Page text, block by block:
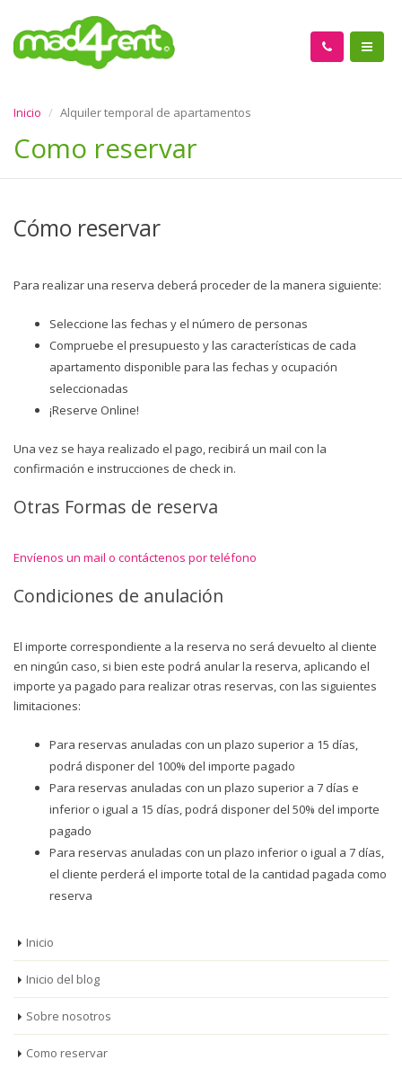
Inicio Alquiler temporal de apartamentos
Como reservar
Cómo reservar
Para realizar una reserva deberá proceder de la manera siguiente:
Seleccione las fechas y el número de personas
Compruebe el presupuesto y las características de cada
apartamento disponible para las fechas y ocupación
seleccionadas
¡Reserve Online!
Una vez se haya realizado el pago, recibirá un mail con la
confirmación e instrucciones de check in.
Otras Formas de reserva
Envíenos un mail o contáctenos por teléfono
Condiciones de anulación
El importe correspondiente a la reserva no será devuelto al cliente
en ningún caso, si bien este podrá anular la reserva, aplicando el
importe ya pagado para realizar otras reservas, con las siguientes
limitaciones:
Para reservas anuladas con un plazo superior a 15 días,
podrá disponer del 100% del importe pagado
Para reservas anuladas con un plazo superior a 7 días e
inferior o igual a 15 días, podrá disponer del 50% del importe
pagado
Para reservas anuladas con un plazo inferior o igual a 7 días,
el cliente perderá el importe total de la cantidad pagada como
reserva
Inicio
Inicio del blog
Sobre nosotros
Como reservar